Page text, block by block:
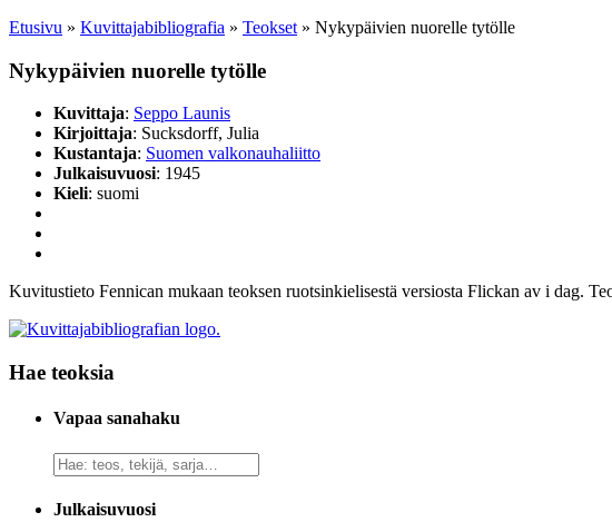
Etusivu » Kuvittaja­bibliografia » Teokset » Nykypäivien nuorelle tytölle
Nykypäivien nuorelle tytölle
Kuvittaja: Seppo Launis
Kirjoittaja: Sucksdorff, Julia
Kustantaja: Suomen valkonauhaliitto
Julkaisuvuosi: 1945
Kieli: suomi
Kuvitustieto Fennican mukaan teoksen ruotsinkielisestä versiosta Flickan av i dag.
Hae teoksia
Vapaa sanahaku
Vapaa
sanahaku
Julkaisuvuosi